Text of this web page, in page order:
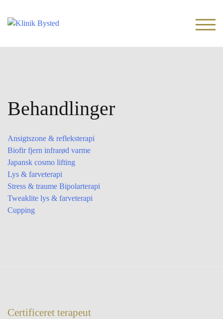
Behandlinger
Ansigtszone & refleksterapi
Biofir fjern infrarød varme
Japansk cosmo lifting
Lys & farveterapi
Stress & traume Bipolarterapi
Tweaklite lys & farveterapi
Cupping
Certificeret terapeut